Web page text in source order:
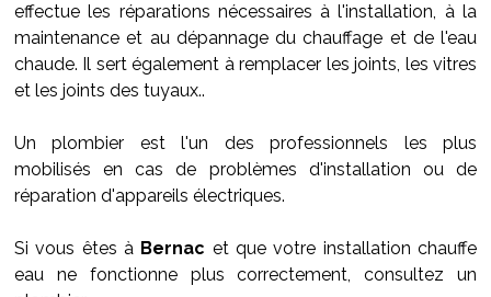
effectue les réparations nécessaires à l'installation, à la
maintenance et au dépannage du chauffage et de l'eau
chaude. Il sert également à remplacer les joints, les vitres
et les joints des tuyaux..
Un plombier est l'un des professionnels les plus
mobilisés en cas de problèmes d'installation ou de
réparation d'appareils électriques.
Si vous êtes à Bernac et que votre installation chauffe
eau ne fonctionne plus correctement, consultez un